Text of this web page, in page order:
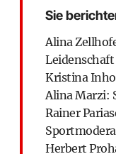
Sie
Alina
Leidenschaft
Kristina
Alina Marzi:
Rainer
Herbert